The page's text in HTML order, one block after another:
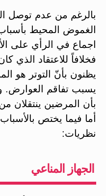
بالرغم من عدم توصل
الغموض المحيط بأسباب
اجماع في الرأي على
فخلافاً للاعتقاد الذي
يظنون بأنّ التوتر هو
يسبب تفاقم العوارض.
بأن المرضين
أما فيما يختص
نظريات:
الجهاز المناعي